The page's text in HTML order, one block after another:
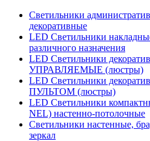
Светильники
декоративные
LED Cветильники
различного назначения
LED Светильники
УПРАВЛЯЕМЫЕ (люстры)
LED Светильники
ПУЛЬТОМ (люстры)
LED Светильники
NEL) настенно-потолочные
Светильники настенные,
зеркал